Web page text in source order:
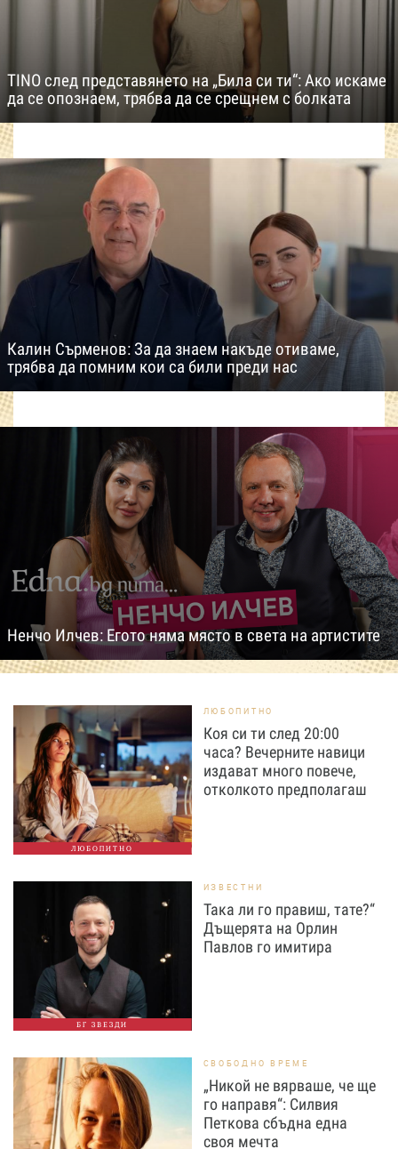
TINO след представянето на „Била си ти“: Ако искаме
да се опознаем, трябва да се срещнем с болката
Калин Сърменов: За да знаем накъде отиваме,
трябва да помним кои са били преди нас
Ненчо Илчев: Егото няма място в света на артистите
ЛЮБОПИТНО
ЛЮБОПИТНО
Коя си ти след 20:00
часа? Вечерните навици
издават много повече,
отколкото предполагаш
БГ ЗВЕЗДИ
ИЗВЕСТНИ
Така ли го правиш, тате?“
Дъщерята на Орлин
Павлов го имитира
СВОБОДНО ВРЕМЕ
„Никой не вярваше, че ще
го направя“: Силвия
Петкова сбъдна една
своя мечта